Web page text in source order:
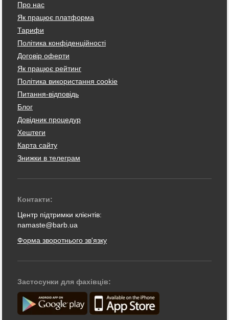
Про нас
Як працює платформа
Тарифи
Політика конфіденційності
Договір оферти
Як працює рейтинг
Політика використання cookie
Питання-відповідь
Блог
Довідник процедур
Хештеги
Карта сайту
Знижки в телеграм
Контакти:
Центр підтримки клієнтів:
namaste@barb.ua
Форма зворотнього зв'язку
Застосунки для фахівців: